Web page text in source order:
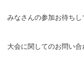
みなさんの参加お待ちし
大会に関してのお問い合